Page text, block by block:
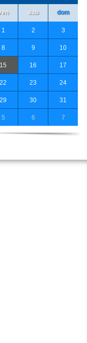
sab dom
1 2 3
8 9 10
15 16 17
22 23 24
29 30 31
5 6 7